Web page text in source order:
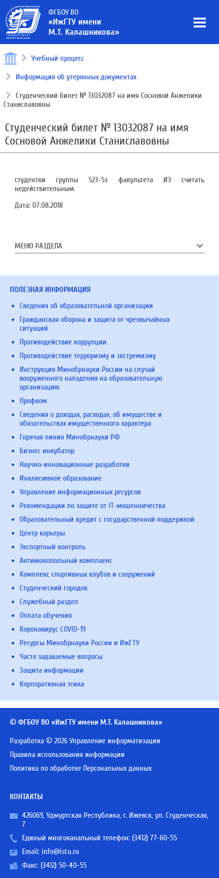
ФГБОУ ВО
«ИжГТУ имени
М.Т. Калашникова»
Учебный процесс
Информация об утерянных документах
Студенческий билет № 13032087 на имя Сосновой Анжелики
Станиславовны
Студенческий билет № 13032087 на имя
Сосновой Анжелики Станиславовны
студентки группы 523-5з факультета ИЭ считать
недействительным.
Дата: 07.08.2018
МЕНЮ РАЗДЕЛА
ПОЛЕЗНАЯ ИНФОРМАЦИЯ
Сведения об образовательной организации
Гражданская оборона и защита от чрезвычайных
ситуаций
Противодействие коррупции
Противодействие терроризму и экстремизму
Инструкция Минобрнауки России на случай
вооруженного нападения на образовательную
организацию
Профком
Сведения о доходах, расходах, об имуществе и
обязательствах имущественного характера
Горячая линия Минобрнауки РФ
Бизнес инкубатор
Научно-инновационные разработки
Инклюзивное образование
Управление информационных ресурсов
Рекомендации по защите от IT-мошенничества
Образовательный кредит с государственной поддержкой
Центр карьеры
Экспортный контроль
Антимонопольный комплаенс
Комплекс спортивных клубов и сооружений
Студенческий городок
Служебный раздел
Оплата обучения
Коронавирус COVID-19
Ресурсы Минобрнауки России и ИжГТУ
Часто задаваемые вопросы
Защита информации
Корпоративная этика
© ФГБОУ ВО «ИжГТУ имени М.Т. Калашникова»
Разработка © 2026 Управление информатизации
Правила использования информации
Политика по обработке Персональных данных
КОНТАКТЫ
426069, Удмуртская Республика, г. Ижевск, ул. Студенческая,
7
Единый многоканальный телефон: (3412) 77-60-55
Email: info@istu.ru
Факс: (3412) 50-40-55